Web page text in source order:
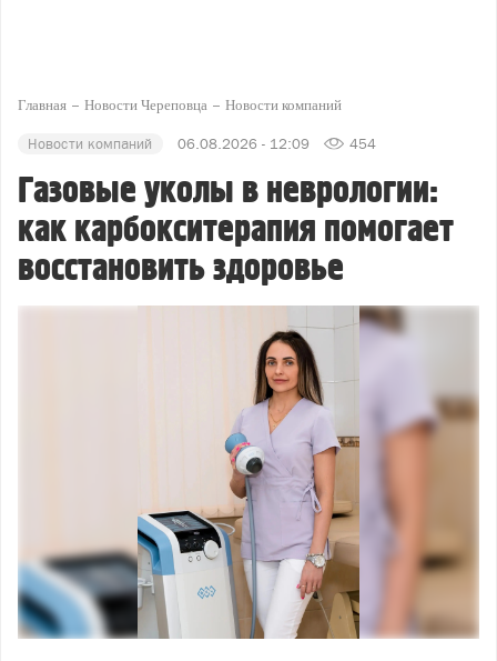
Главная Новости Череповца Новости компаний
Новости компаний 06.08.2026 - 12:09 454
Газовые уколы в неврологии:
как карбокситерапия помогает
восстановить здоровье